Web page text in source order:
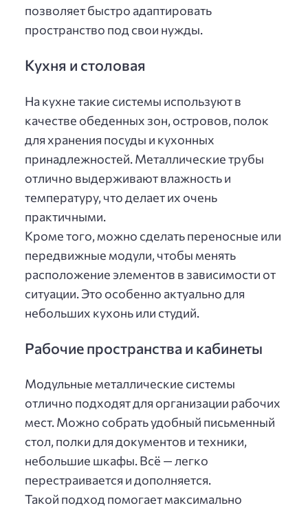
позволяет быстро адаптировать
пространство под свои нужды.
Кухня и столовая
На кухне такие системы используют в
качестве обеденных зон, островов, полок
для хранения посуды и кухонных
принадлежностей. Металлические трубы
отлично выдерживают влажность и
температуру, что делает их очень
практичными.
Кроме того, можно сделать переносные или
передвижные модули, чтобы менять
расположение элементов в зависимости от
ситуации. Это особенно актуально для
небольших кухонь или студий.
Рабочие пространства и кабинеты
Модульные металлические системы
отлично подходят для организации рабочих
мест. Можно собрать удобный письменный
стол, полки для документов и техники,
небольшие шкафы. Всё — легко
перестраивается и дополняется.
Такой подход помогает максимально